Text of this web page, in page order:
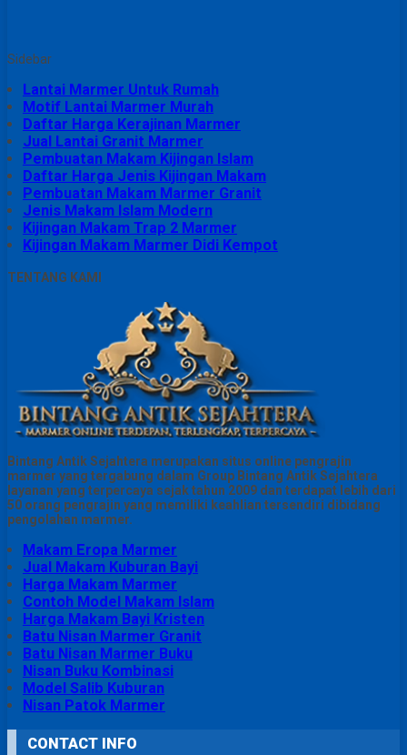
Sidebar
Lantai Marmer Untuk Rumah
Motif Lantai Marmer Murah
Daftar Harga Kerajinan Marmer
Jual Lantai Granit Marmer
Pembuatan Makam Kijingan Islam
Daftar Harga Jenis Kijingan Makam
Pembuatan Makam Marmer Granit
Jenis Makam Islam Modern
Kijingan Makam Trap 2 Marmer
Kijingan Makam Marmer Didi Kempot
TENTANG KAMI
Bintang Antik Sejahtera merupakan situs online pengrajin
marmer yang tergabung dalam Group Bintang Antik Sejahtera
layanan yang terpercaya sejak tahun 2009 dan terdapat lebih dari
50 orang pengrajin yang memiliki keahlian tersendiri dibidang
pengolahan marmer.
Makam Eropa Marmer
Jual Makam Kuburan Bayi
Harga Makam Marmer
Contoh Model Makam Islam
Harga Makam Bayi Kristen
Batu Nisan Marmer Granit
Batu Nisan Marmer Buku
Nisan Buku Kombinasi
Model Salib Kuburan
Nisan Patok Marmer
CONTACT INFO